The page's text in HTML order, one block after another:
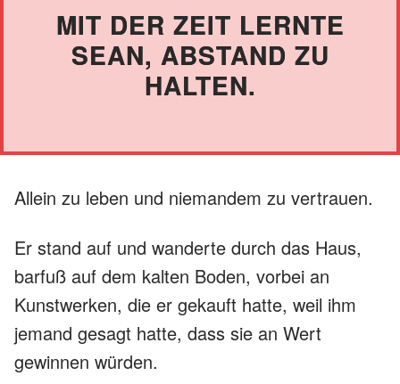
MIT DER ZEIT LERNTE
SEAN, ABSTAND ZU
HALTEN.
Allein zu leben und niemandem zu vertrauen.
Er stand auf und wanderte durch das Haus,
barfuß auf dem kalten Boden, vorbei an
Kunstwerken, die er gekauft hatte, weil ihm
jemand gesagt hatte, dass sie an Wert
gewinnen würden.